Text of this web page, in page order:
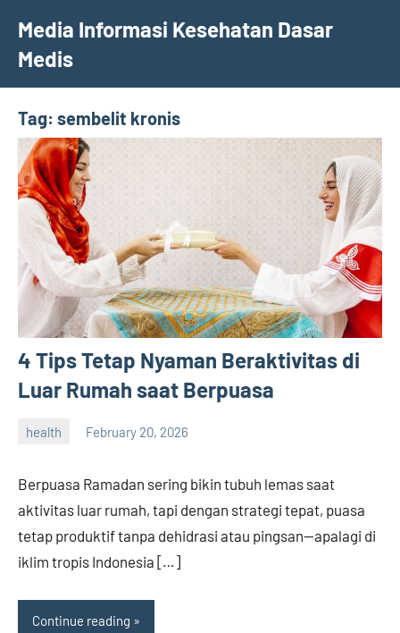
content
Media Informasi Kesehatan Dasar
Medis
Tag: sembelit kronis
4 Tips Tetap Nyaman Beraktivitas di
Luar Rumah saat Berpuasa
health February 20, 2026
Berpuasa Ramadan sering bikin tubuh lemas saat
aktivitas luar rumah, tapi dengan strategi tepat, puasa
tetap produktif tanpa dehidrasi atau pingsan—apalagi di
iklim tropis Indonesia […]
Continue reading